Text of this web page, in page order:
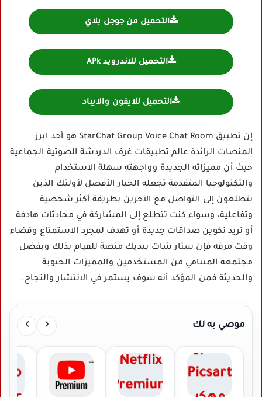
التحميل من جوجل بلاي
التحميل للاندرويد APk
التحميل للايفون والايباد
إن تطبيق StarChat Group Voice Chat Room هو أحد ابرز
المنصات الرائدة عالم تطبيقات غرف الدردشة الصوتية الجماعية
حيث أن مميزاته الجديدة وواجهته سهلة الاستخدام
والتكنولوجيا المتقدمة تجعله الخيار الأفضل لأولئك الذين
يتطلعون إلى التواصل مع الآخرين بطريقة أكثر شخصية
وتفاعلية، وسواء كنت تتطلع إلى المشاركة في محادثات هادفة
أو تريد تكوين صداقات جديدة أو تهدف لمجرد الاستمتاع وقضاء
وقت مرفه فإن ستار شات بيديك منصة للقيام بذلك وبفضل
مجتمعه المتنامي من المستخدمين والمميزات الحيوية
والحديثة فمن المؤكد أنه سوف يستمر في الانتشار والنجاح.
موصي به لك ‹
›